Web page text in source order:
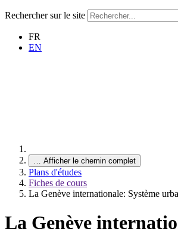
Rechercher sur le site
FR
EN
… Afficher le chemin complet
Plans d'études
Fiches de cours
La Genève internationale: Système
La Genève